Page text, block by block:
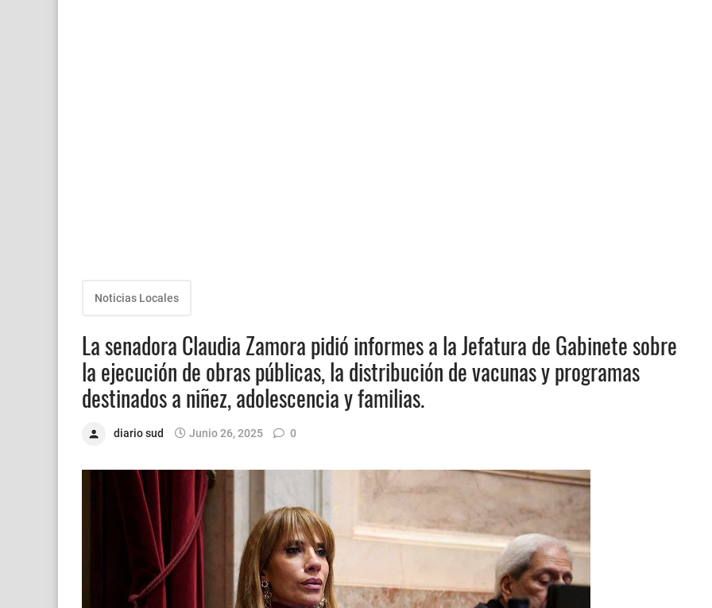
Noticias Locales
La senadora Claudia Zamora pidió informes a la Jefatura de Gabinete sobre
la ejecución de obras públicas, la distribución de vacunas y programas
destinados a niñez, adolescencia y familias.
diario sud Junio 26, 2025 0